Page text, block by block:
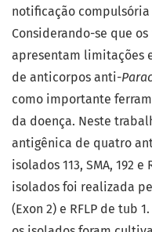
notificação
Considerando-se que
apresentam limitações
de anticorpos anti-
como importante
da doença. Neste
antigênica de quatro
isolados 113, SMA, 192
isolados foi realizada
(Exon 2) e RFLP de tub